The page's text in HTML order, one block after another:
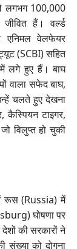
लगभग 100,000
हैं। वर्ल्ड
एनिमल वेलफेयर
(SCBI) सहित
लगे हुए हैं। बाघ
वाला सफेद बाघ,
चलते हुए देखना
कैस्पियन टाइगर,
विलुप्त हो चुकी
रूस (Russia) में
घोषणा पर
की सरकारों ने
संख्या को दोगुना